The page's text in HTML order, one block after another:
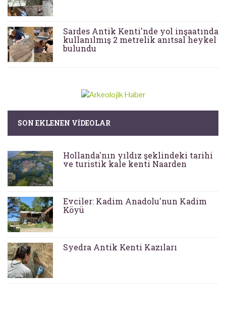
Sardes Antik Kenti'nde yol inşaatında
kullanılmış 2 metrelik anıtsal heykel
bulundu
SON EKLENEN VIDEOLAR
Hollanda'nın yıldız şeklindeki tarihi
ve turistik kale kenti Naarden
Evciler: Kadim Anadolu'nun Kadim
Köyü
Syedra Antik Kenti Kazıları